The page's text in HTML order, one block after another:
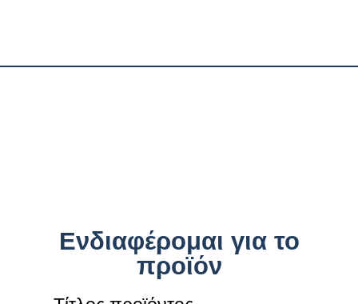
Ενδιαφέρομαι για το
προϊόν